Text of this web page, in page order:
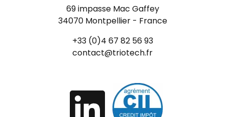
69 impasse Mac Gaffey
34070 Montpellier - France
+33 (0)4 67 82 56 93
contact@triotech.fr